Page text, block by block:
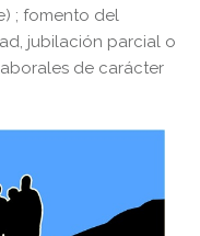
; fomento del
jubilación parcial o
de carácter